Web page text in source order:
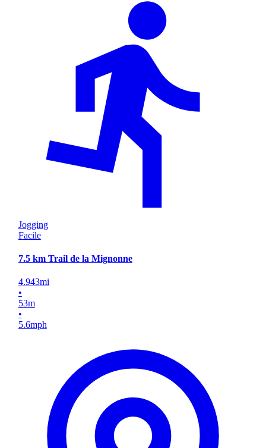
Jogging
Facile
7.5 km Trail de la Mignonne
4.943mi
•
53m
•
5.6mph